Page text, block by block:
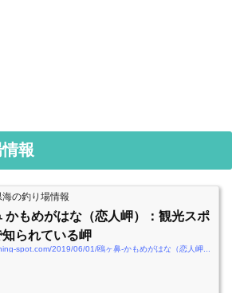
報
の釣り場情報
かもめがはな（恋人岬）：観光スポ
知られている岬